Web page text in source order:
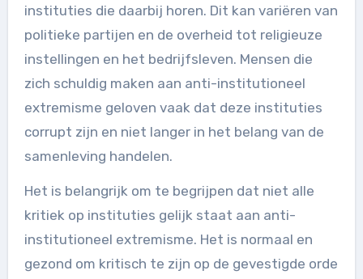
instituties die daarbij horen. Dit kan variëren van
politieke partijen en de overheid tot religieuze
instellingen en het bedrijfsleven. Mensen die
zich schuldig maken aan anti-institutioneel
extremisme geloven vaak dat deze instituties
corrupt zijn en niet langer in het belang van de
samenleving handelen.
Het is belangrijk om te begrijpen dat niet alle
kritiek op instituties gelijk staat aan anti-
institutioneel extremisme. Het is normaal en
gezond om kritisch te zijn op de gevestigde orde